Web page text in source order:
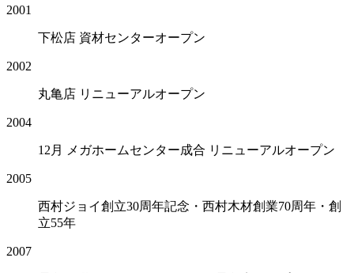
2001
下松店 資材センターオープン
2002
丸亀店 リニューアルオープン
2004
12月 メガホームセンター成合 リニューアルオープン
2005
西村ジョイ創立30周年記念・西村木材創業70周年・創
立55年
2007